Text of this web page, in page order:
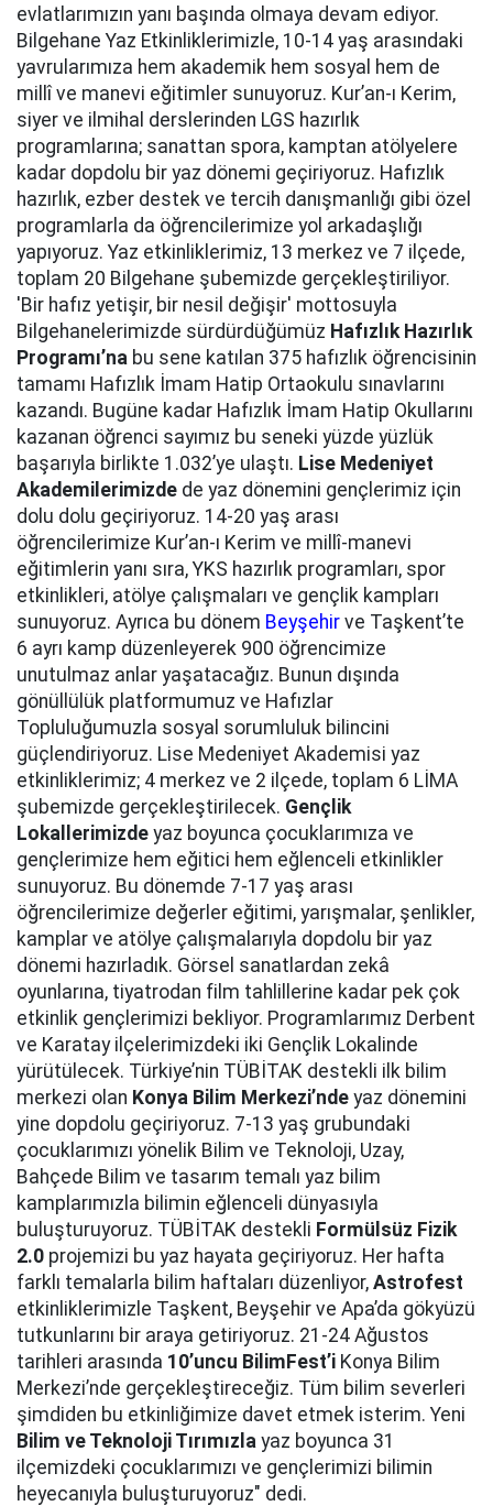
evlatlarımızın yanı başında olmaya devam ediyor.
Bilgehane Yaz Etkinliklerimizle, 10-14 yaş arasındaki
yavrularımıza hem akademik hem sosyal hem de
millî ve manevi eğitimler sunuyoruz. Kur’an-ı Kerim,
siyer ve ilmihal derslerinden LGS hazırlık
programlarına; sanattan spora, kamptan atölyelere
kadar dopdolu bir yaz dönemi geçiriyoruz. Hafızlık
hazırlık, ezber destek ve tercih danışmanlığı gibi özel
programlarla da öğrencilerimize yol arkadaşlığı
yapıyoruz. Yaz etkinliklerimiz, 13 merkez ve 7 ilçede,
toplam 20 Bilgehane şubemizde gerçekleştiriliyor.
'Bir hafız yetişir, bir nesil değişir' mottosuyla
Bilgehanelerimizde sürdürdüğümüz Hafızlık Hazırlık
Programı’na bu sene katılan 375 hafızlık öğrencisinin
tamamı Hafızlık İmam Hatip Ortaokulu sınavlarını
kazandı. Bugüne kadar Hafızlık İmam Hatip Okullarını
kazanan öğrenci sayımız bu seneki yüzde yüzlük
başarıyla birlikte 1.032’ye ulaştı. Lise Medeniyet
Akademilerimizde de yaz dönemini gençlerimiz için
dolu dolu geçiriyoruz. 14-20 yaş arası
öğrencilerimize Kur’an-ı Kerim ve millî-manevi
eğitimlerin yanı sıra, YKS hazırlık programları, spor
etkinlikleri, atölye çalışmaları ve gençlik kampları
sunuyoruz. Ayrıca bu dönem Beyşehir ve Taşkent’te
6 ayrı kamp düzenleyerek 900 öğrencimize
unutulmaz anlar yaşatacağız. Bunun dışında
gönüllülük platformumuz ve Hafızlar
Topluluğumuzla sosyal sorumluluk bilincini
güçlendiriyoruz. Lise Medeniyet Akademisi yaz
etkinliklerimiz; 4 merkez ve 2 ilçede, toplam 6 LİMA
şubemizde gerçekleştirilecek. Gençlik
Lokallerimizde yaz boyunca çocuklarımıza ve
gençlerimize hem eğitici hem eğlenceli etkinlikler
sunuyoruz. Bu dönemde 7-17 yaş arası
öğrencilerimize değerler eğitimi, yarışmalar, şenlikler,
kamplar ve atölye çalışmalarıyla dopdolu bir yaz
dönemi hazırladık. Görsel sanatlardan zekâ
oyunlarına, tiyatrodan film tahlillerine kadar pek çok
etkinlik gençlerimizi bekliyor. Programlarımız Derbent
ve Karatay ilçelerimizdeki iki Gençlik Lokalinde
yürütülecek. Türkiye’nin TÜBİTAK destekli ilk bilim
merkezi olan Konya Bilim Merkezi’nde yaz dönemini
yine dopdolu geçiriyoruz. 7-13 yaş grubundaki
çocuklarımızı yönelik Bilim ve Teknoloji, Uzay,
Bahçede Bilim ve tasarım temalı yaz bilim
kamplarımızla bilimin eğlenceli dünyasıyla
buluşturuyoruz. TÜBİTAK destekli Formülsüz Fizik
2.0 projemizi bu yaz hayata geçiriyoruz. Her hafta
farklı temalarla bilim haftaları düzenliyor, Astrofest
etkinliklerimizle Taşkent, Beyşehir ve Apa’da gökyüzü
tutkunlarını bir araya getiriyoruz. 21-24 Ağustos
tarihleri arasında 10’uncu BilimFest’i Konya Bilim
Merkezi’nde gerçekleştireceğiz. Tüm bilim severleri
şimdiden bu etkinliğimize davet etmek isterim. Yeni
Bilim ve Teknoloji Tırımızla yaz boyunca 31
ilçemizdeki çocuklarımızı ve gençlerimizi bilimin
heyecanıyla buluşturuyoruz" dedi.